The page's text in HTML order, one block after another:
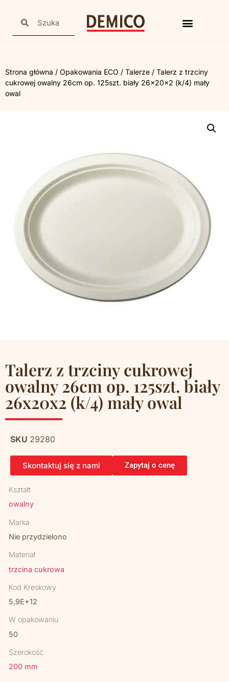
Strona główna / Opakowania ECO / Talerze / Talerz z trzciny
cukrowej owalny 26cm op. 125szt. biały 26x20x2 (k/4) mały
owal
Talerz z trzciny cukrowej
owalny 26cm op. 125szt. biały
26x20x2 (k/4) mały owal
SKU 29280
Skontaktuj się z nami Zapytaj o cenę
Kształt
owalny
Marka
Nie przydzielono
Materiał
trzcina cukrowa
Kod Kreskowy
5,9E+12
W opakowaniu
50
Szerokość
200 mm